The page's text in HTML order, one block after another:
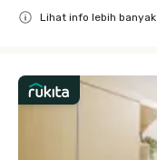
Lihat info lebih banyak